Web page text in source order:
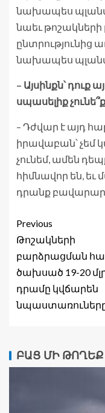
նախապես
նաեւ թոշակների
ընտրությունից
նախապես
– Այսինքն՝ դուք
սպասելիք
– Դժվար է այդ
իրավաբան՝ չեմ
չունեմ, ամեն
հիմնավոր են, եւ
դրանք
Previous
Թոշակների
բարձրացման
ծախսած 19-20
դրամը կվճարեն
ԲԱՑ ՄԻ ԹՈՂԵՔ